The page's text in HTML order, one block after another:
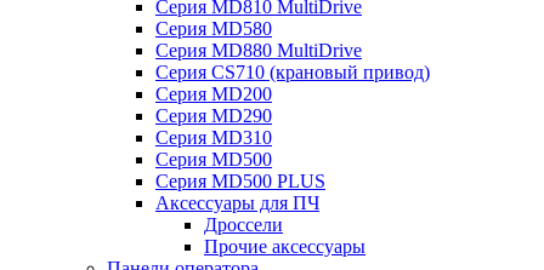
Серия MD810 MultiDrive
Серия MD580
Серия MD880 MultiDrive
Серия CS710 (крановый привод)
Серия MD200
Серия MD290
Серия MD310
Серия MD500
Серия MD500 PLUS
Аксессуары для ПЧ
Дроссели
Прочие аксессуары